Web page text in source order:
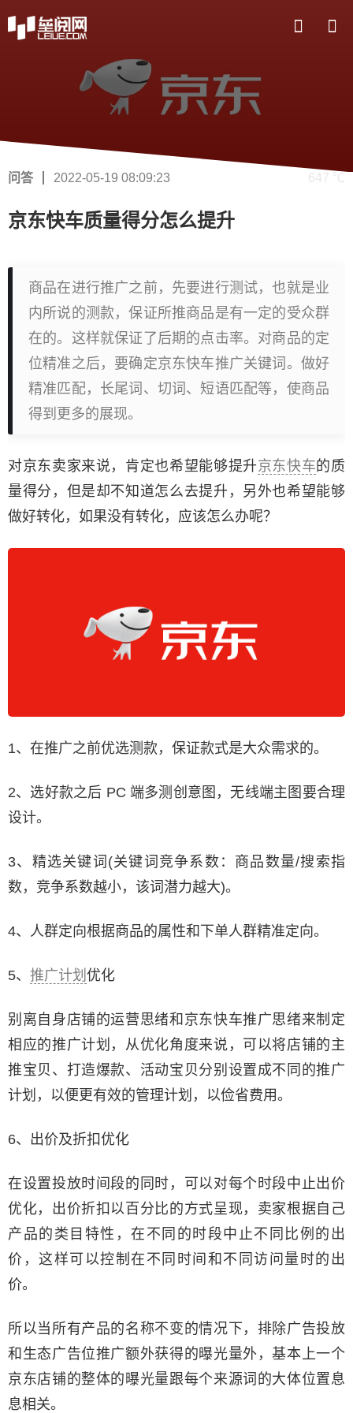
问答 2022-05-19 08:09:23 647 ℃
京东快车质量得分怎么提升
商品在进行推广之前，先要进行测试，也就是业
内所说的测款，保证所推商品是有一定的受众群
在的。这样就保证了后期的点击率。对商品的定
位精准之后，要确定京东快车推广关键词。做好
精准匹配，长尾词、切词、短语匹配等，使商品
得到更多的展现。
对京东卖家来说，肯定也希望能够提升京东快车的质
量得分，但是却不知道怎么去提升，另外也希望能够
做好转化，如果没有转化，应该怎么办呢？
1、在推广之前优选测款，保证款式是大众需求的。
2、选好款之后 PC 端多测创意图，无线端主图要合理
设计。
3、精选关键词(关键词竞争系数：商品数量/搜索指
数，竞争系数越小，该词潜力越大)。
4、人群定向根据商品的属性和下单人群精准定向。
5、 推广计划 优化
别离自身店铺的运营思绪和京东快车推广思绪来制定
相应的推广计划，从优化角度来说，可以将店铺的主
推宝贝、打造爆款、活动宝贝分别设置成不同的推广
计划，以便更有效的管理计划，以俭省费用。
6、出价及折扣优化
在设置投放时间段的同时，可以对每个时段中止出价
优化，出价折扣以百分比的方式呈现，卖家根据自己
产品的类目特性，在不同的时段中止不同比例的出
价，这样可以控制在不同时间和不同访问量时的出
价。
所以当所有产品的名称不变的情况下，排除广告投放
和生态广告位推广额外获得的曝光量外，基本上一个
京东店铺的整体的曝光量跟每个来源词的大体位置息
息相关。